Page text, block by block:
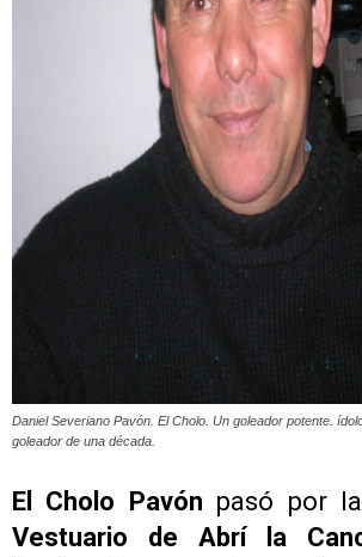
Daniel Severiano Pavón. El Cholo. Un goleador potente.
goleador de una década.
El Cholo Pavón pasó por
Vestuario de Abrí la